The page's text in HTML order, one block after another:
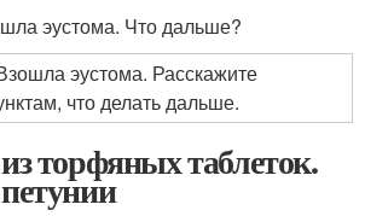
эустома. Что дальше?
эустома. Расскажите
что делать дальше.
торфяных таблеток.